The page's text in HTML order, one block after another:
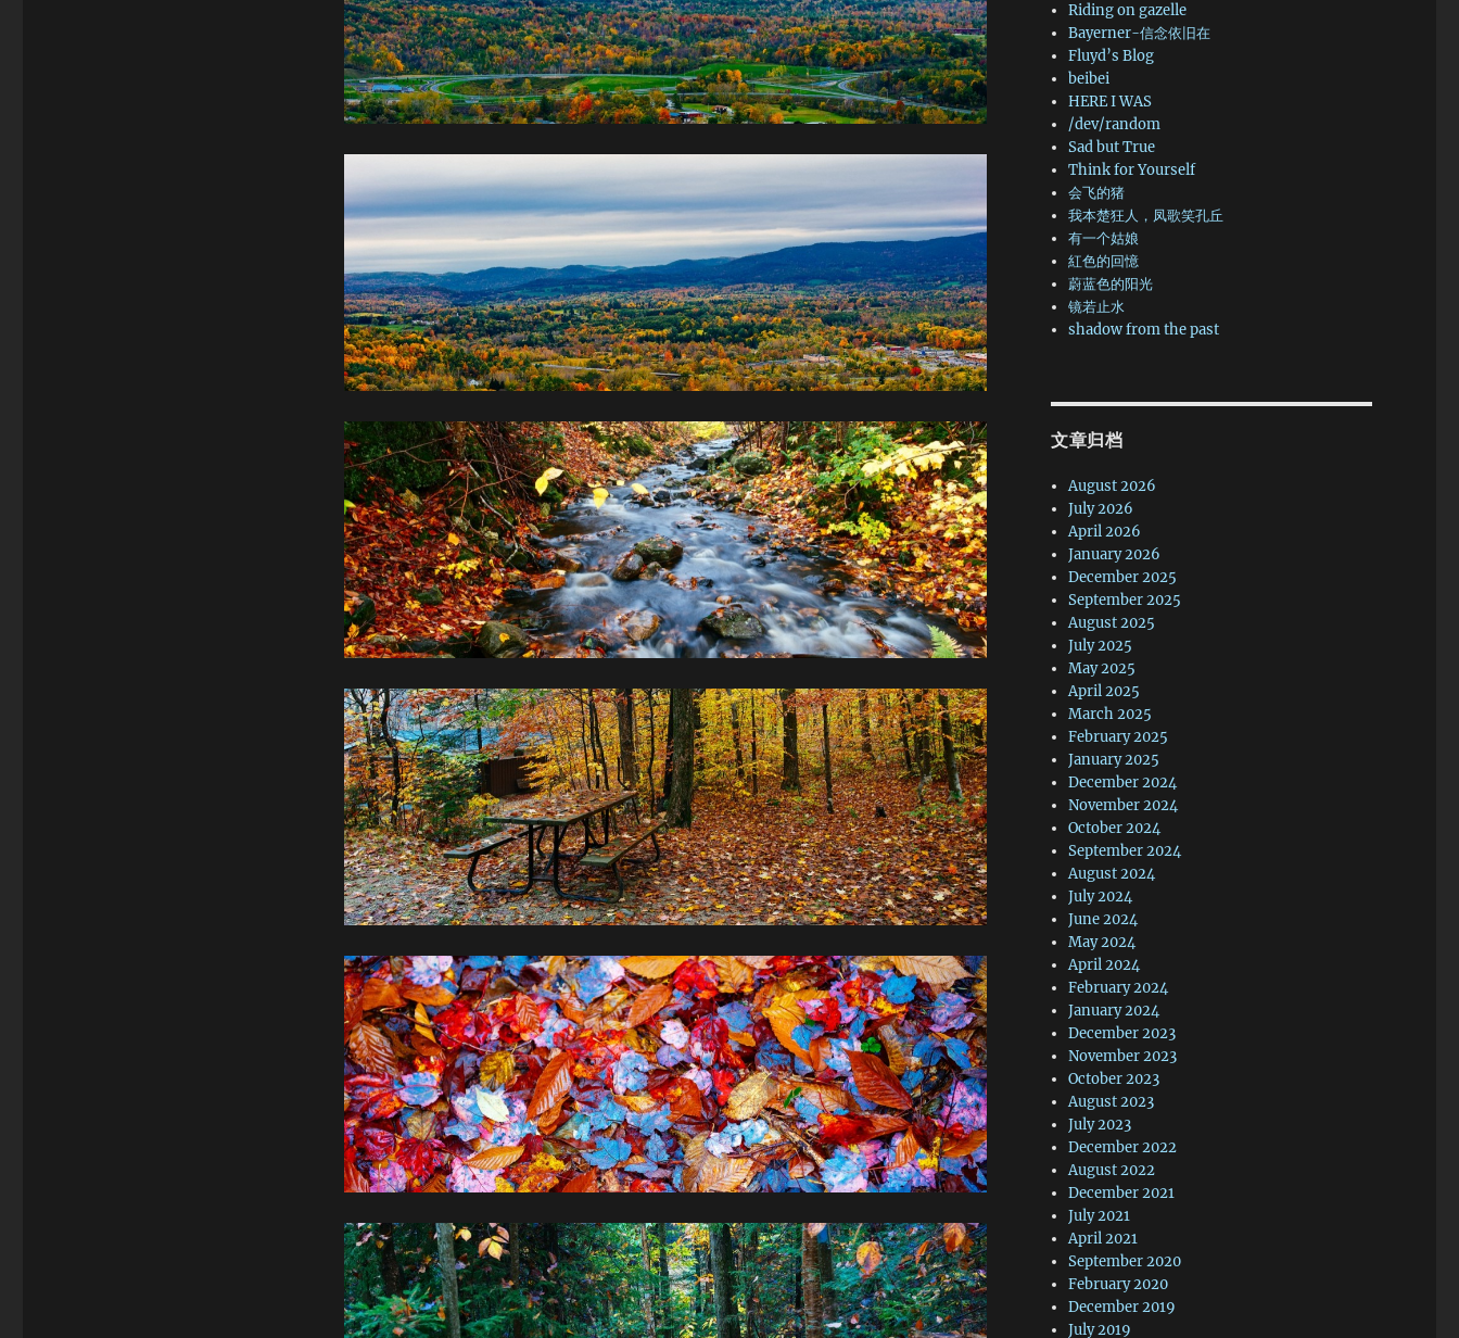
Riding on gazelle
Bayerner-信念依旧在
Fluyd’s Blog
beibei
HERE I WAS
/dev/random
Sad but True
Think for Yourself
会飞的猪
我本楚狂人，凤歌笑孔丘
有一个姑娘
紅色的回憶
蔚蓝色的阳光
镜若止水
shadow from the past
文章归档
August 2026
July 2026
April 2026
January 2026
December 2025
September 2025
August 2025
July 2025
May 2025
April 2025
March 2025
February 2025
January 2025
December 2024
November 2024
October 2024
September 2024
August 2024
July 2024
June 2024
May 2024
April 2024
February 2024
January 2024
December 2023
November 2023
October 2023
August 2023
July 2023
December 2022
August 2022
December 2021
July 2021
April 2021
September 2020
February 2020
December 2019
July 2019